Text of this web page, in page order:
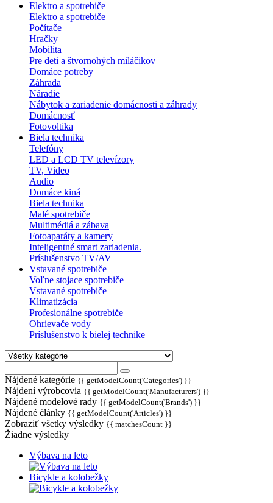
Elektro a spotrebiče
Elektro a spotrebiče
Počítače
Hračky
Mobilita
Pre deti a štvornohých miláčikov
Domáce potreby
Záhrada
Náradie
Nábytok a zariadenie domácnosti a záhrady
Domácnosť
Fotovoltika
Biela technika
Telefóny
LED a LCD TV televízory
TV, Video
Audio
Domáce kiná
Biela technika
Malé spotrebiče
Multimédiá a zábava
Fotoaparáty a kamery
Inteligentné smart zariadenia.
Príslušenstvo TV/AV
Vstavané spotrebiče
Voľne stojace spotrebiče
Vstavané spotrebiče
Klimatizácia
Profesionálne spotrebiče
Ohrievače vody
Príslušenstvo k bielej technike
Nájdené kategórie {{ getModelCount('Categories') }}
Nájdení výrobcovia {{ getModelCount('Manufacturers') }}
Nájdené modelové rady {{ getModelCount('Brands') }}
Nájdené články {{ getModelCount('Articles') }}
Zobraziť všetky výsledky {{ matchesCount }}
Žiadne výsledky
Výbava na leto
Bicykle a kolobežky